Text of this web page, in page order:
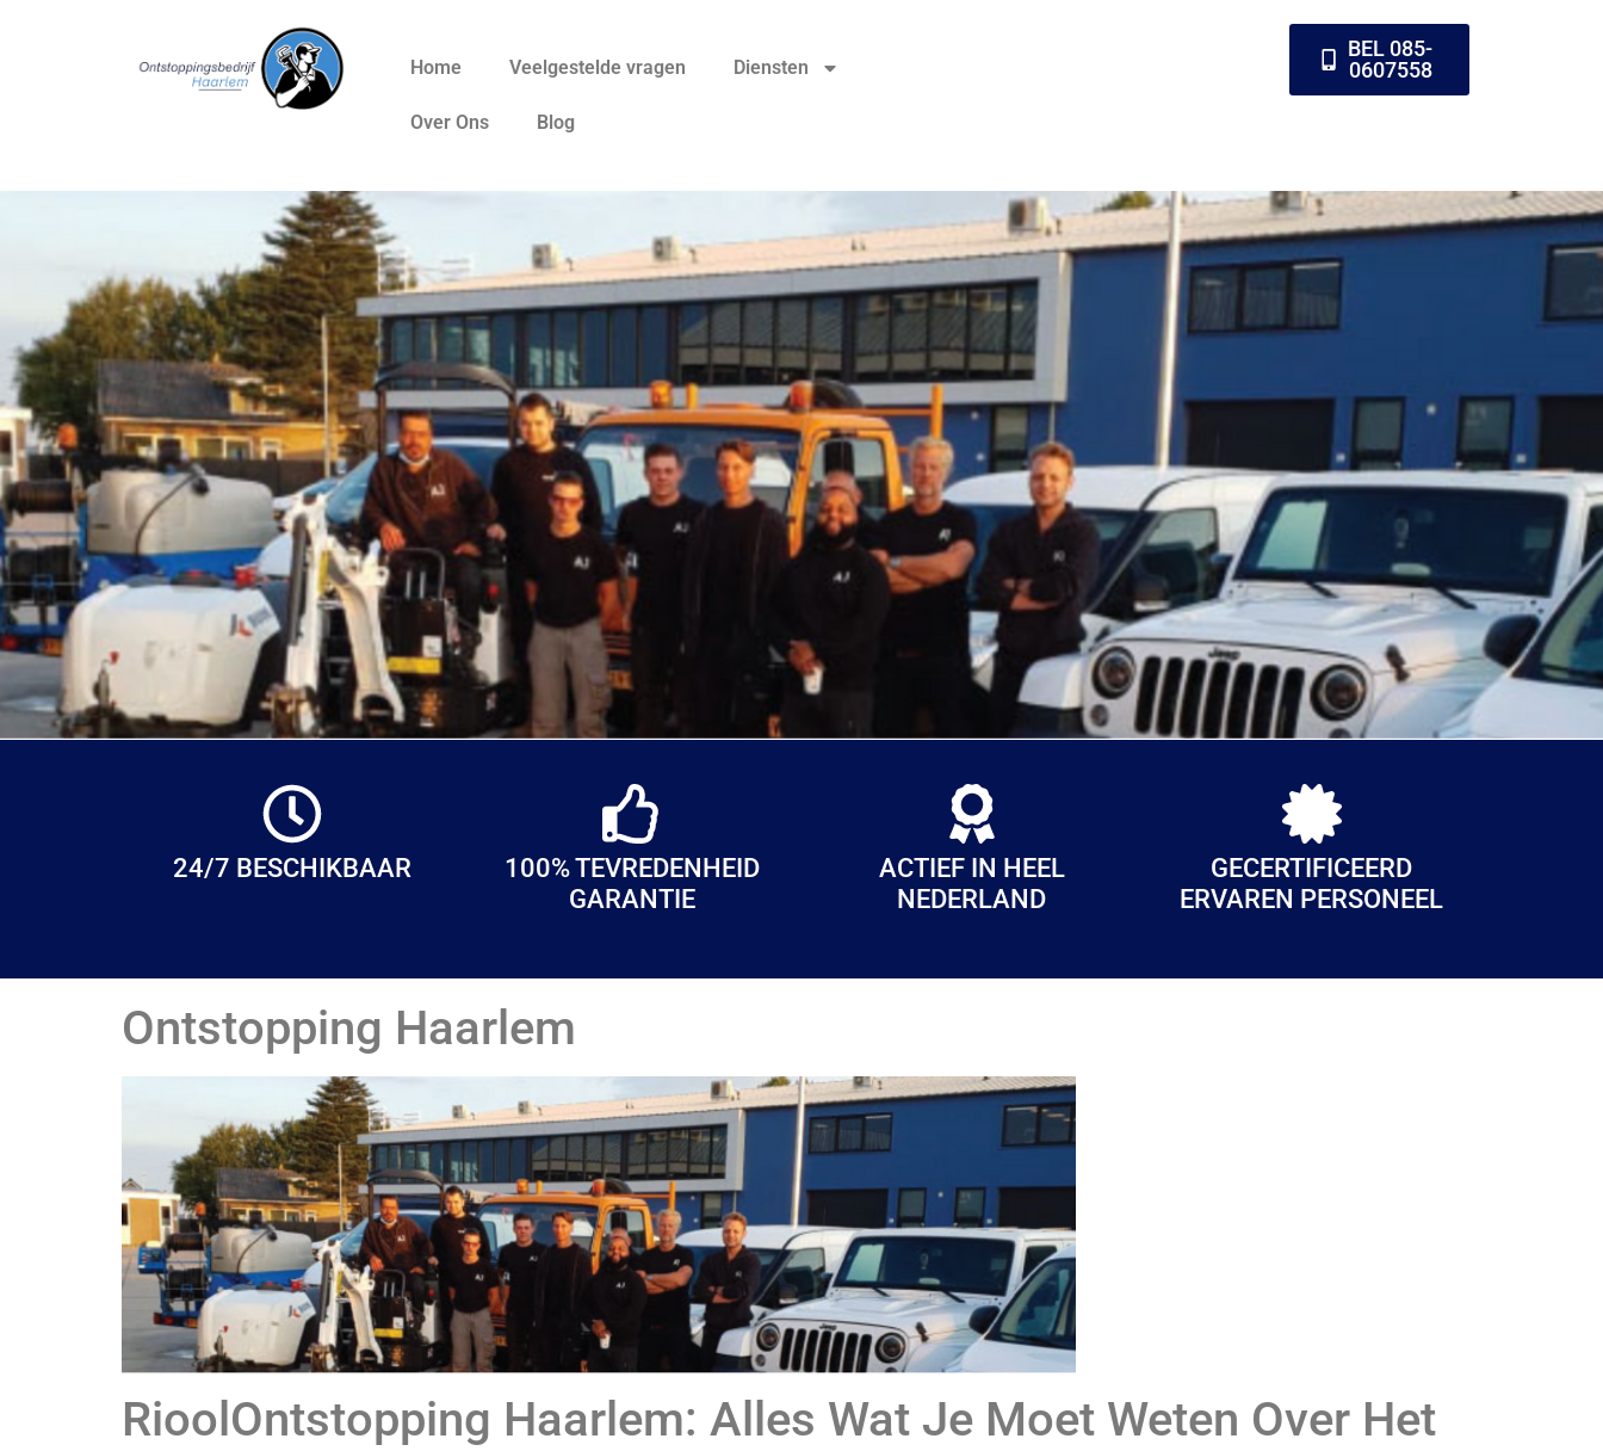
Home Veelgestelde vragen Diensten
Over Ons Blog
BEL 085-
0607558
24/7 BESCHIKBAAR
100% TEVREDENHEID
GARANTIE
ACTIEF IN HEEL
NEDERLAND
GECERTIFICEERD
ERVAREN PERSONEEL
Ontstopping Haarlem
RioolOntstopping Haarlem: Alles Wat Je Moet Weten Over Het